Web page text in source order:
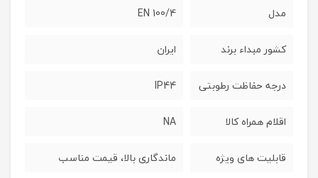
مدل EN 100/4
کشور مبداء برند ایران
درجه حفاظت رطوبتی IP44
اقلام همراه کالا NA
قابلیت های ویژه ماندگاری بالا، قیمت مناسب